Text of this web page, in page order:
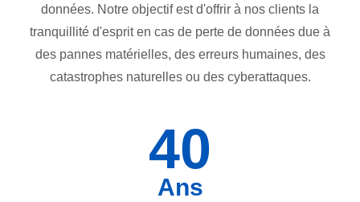
données. Notre objectif est d'offrir à nos clients la
tranquillité d'esprit en cas de perte de données due à
des pannes matérielles, des erreurs humaines, des
catastrophes naturelles ou des cyberattaques.
40
Ans